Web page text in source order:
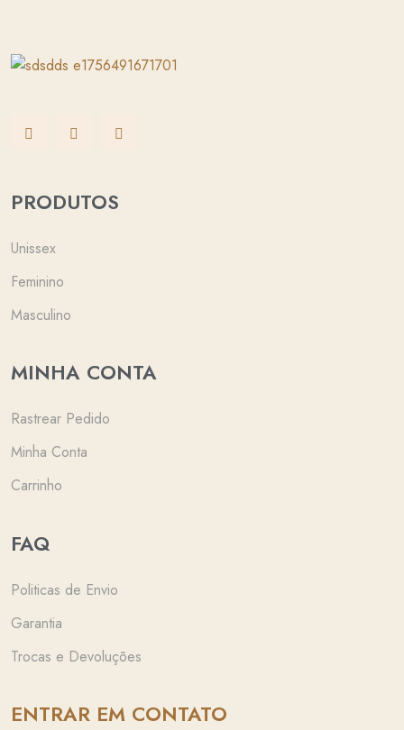
PRODUTOS
Unissex
Feminino
Masculino
MINHA CONTA
Rastrear Pedido
Minha Conta
Carrinho
FAQ
Politicas de Envio
Garantia
Trocas e Devoluções
ENTRAR EM CONTATO